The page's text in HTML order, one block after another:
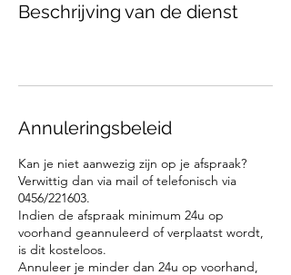
Beschrijving van de dienst
Annuleringsbeleid
Kan je niet aanwezig zijn op je afspraak?
Verwittig dan via mail of telefonisch via
0456/221603.
Indien de afspraak minimum 24u op
voorhand geannuleerd of verplaatst wordt,
is dit kosteloos.
Annuleer je minder dan 24u op voorhand,